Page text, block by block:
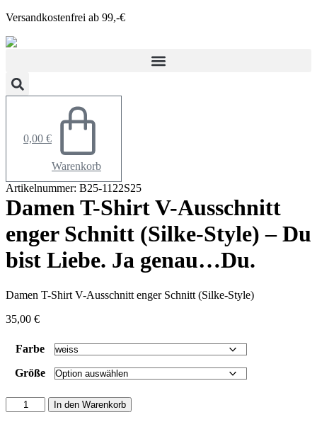
Zum
springen
Versandkostenfrei ab 99,-€
0,00 €
Warenkorb
Artikelnummer: B25-1122S25
Damen T-Shirt V-Ausschnitt
enger Schnitt (Silke-Style) – Du
bist Liebe. Ja genau…Du.
Damen T-Shirt V-Ausschnitt enger Schnitt (Silke-Style)
35,00 €
Farbe
Größe
Damen
T-
In den Warenkorb